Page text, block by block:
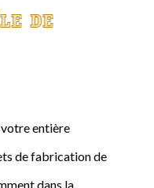
de
entière
de fabrication de
dans la